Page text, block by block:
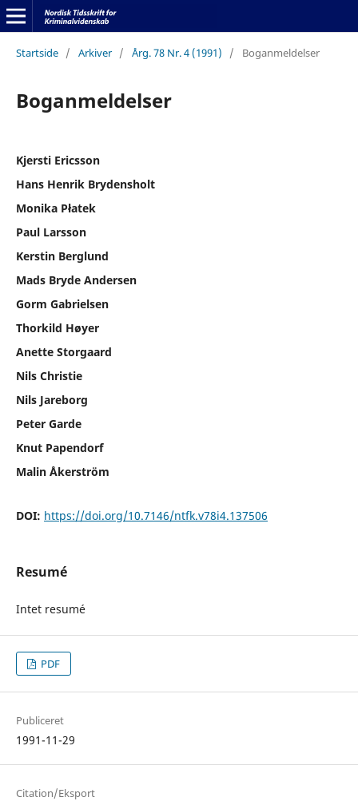
Startside / Arkiver / Årg. 78 Nr. 4 (1991) / Boganmeldelser
Boganmeldelser
Kjersti Ericsson
Hans Henrik Brydensholt
Monika Płatek
Paul Larsson
Kerstin Berglund
Mads Bryde Andersen
Gorm Gabrielsen
Thorkild Høyer
Anette Storgaard
Nils Christie
Nils Jareborg
Peter Garde
Knut Papendorf
Malin Åkerström
DOI: https://doi.org/10.7146/ntfk.v78i4.137506
Resumé
Intet resumé
PDF
Publiceret
1991-11-29
Citation/Eksport